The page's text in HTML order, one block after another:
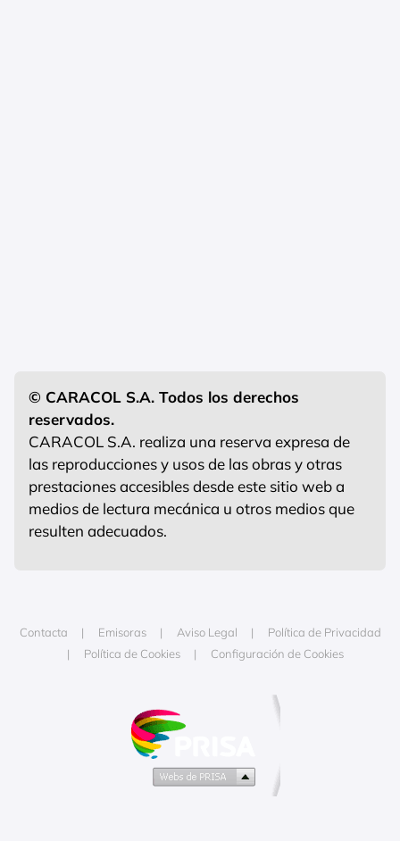
© CARACOL S.A. Todos los derechos
reservados.
CARACOL S.A. realiza una reserva expresa de
las reproducciones y usos de las obras y otras
prestaciones accesibles desde este sitio web a
medios de lectura mecánica u otros medios que
resulten adecuados.
Contacta Emisoras Aviso Legal
Política de Privacidad
Política de Cookies
Configuración de Cookies